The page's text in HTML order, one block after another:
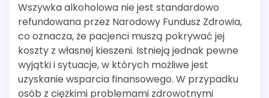
Wszywka alkoholowa nie jest standardowo
refundowana przez Narodowy Fundusz Zdrowia,
co oznacza, że pacjenci muszą pokrywać jej
koszty z własnej kieszeni. Istnieją jednak pewne
wyjątki i sytuacje, w których możliwe jest
uzyskanie wsparcia finansowego. W przypadku
osób z ciężkimi problemami zdrowotnymi